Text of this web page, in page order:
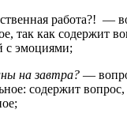
работа?! —
так как содержит
с эмоциями;
на завтра? —
содержит